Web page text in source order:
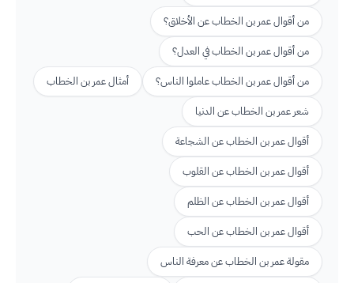
من أقوال عمر بن الخطاب عن الأخلاق؟
من أقوال عمر بن الخطاب في العدل؟
من أقوال عمر بن الخطاب عاملوا الناس؟
أمثال عمر بن الخطاب
شعر عمر بن الخطاب عن الدنيا
أقوال عمر بن الخطاب عن الشجاعة
أقوال عمر بن الخطاب عن القلوب
أقوال عمر بن الخطاب عن الظلم
أقوال عمر بن الخطاب عن الحب
مقولة عمر بن الخطاب عن معرفة الناس